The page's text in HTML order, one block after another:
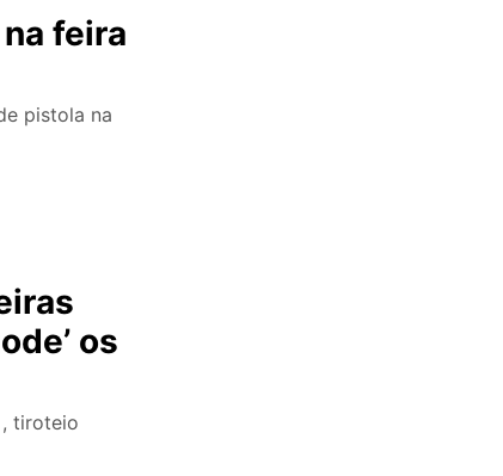
feira
pistola na
os
tiroteio